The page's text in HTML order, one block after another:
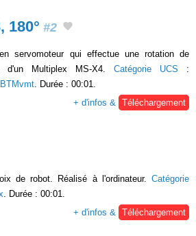
180° #2
servomoteur qui effectue une rotation de
d'un Multiplex MS-X4. Catégorie UCS :
. Durée : 00:01.
+ d'infos & Téléchargement
de robot. Réalisé à l'ordinateur. Catégorie
. Durée : 00:01.
+ d'infos &
Téléchargement